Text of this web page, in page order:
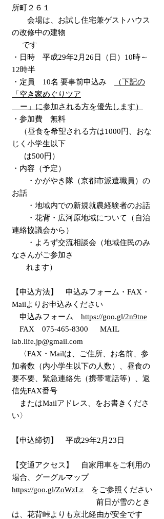
所町２６１
会場は、お試し住宅兼ゲストハウス
の改修中の建物
です
・日時 平成29年2月26日（日）10時～
12時半
・定員 10名 要事前申込み
（下記の
「空き家めぐりツア
ー」に参加される方を優先します）
・参加費 無料
（昼食を希望される方は1000円、おな
じく小学生以下
は500円）
・内容（予定）
・かがやき隊（京都市派遣職員）の
お話
・地域内での新規就農経験者のお話
・花背・広河原地域について（自治
連絡協議会から）
・よろず交流相談会（地域住民のみ
なさんがご参加さ
れます）
【申込方法】 申込みフォーム・FAX・
Mailよりお申込みください
申込みフォーム https://goo.gl/2n9tne
FAX 075-465-8300 MAIL
lab.life.jp@gmail.com
〈FAX・Mailは、ご住所、お名前、参
加者数 （内小学生以下の人数）
、昼食の
要不要、緊急連絡先（携帯電話等）、返
信先FAX番号
またはMailアドレス、をお書きくださ
い〉
【申込締切】 平成29年2月23日
【交通アクセス】 自家用車をご利用の
場合、グーグルマップ
https://goo.gl/ZoWzLz をご参照ください
前日が雪のとき
は、花背峠よりも京北経由が安全です